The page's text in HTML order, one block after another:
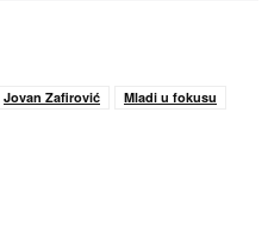
Jovan Zafirović
Mladi u fokusu